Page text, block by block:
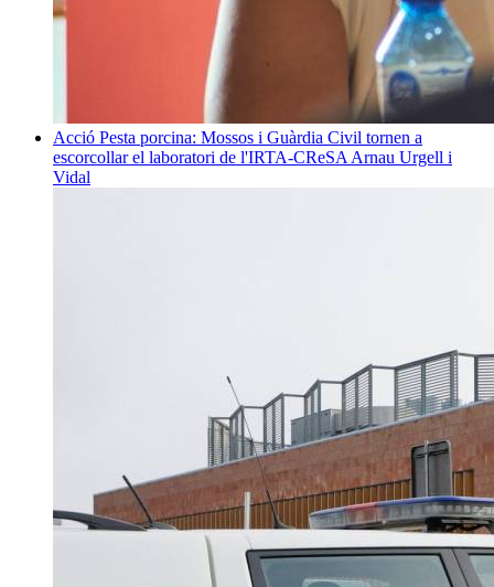
Acció Pesta porcina: Mossos i Guàrdia Civil tornen a
escorcollar el laboratori de l'IRTA-CReSA Arnau Urgell i
Vidal